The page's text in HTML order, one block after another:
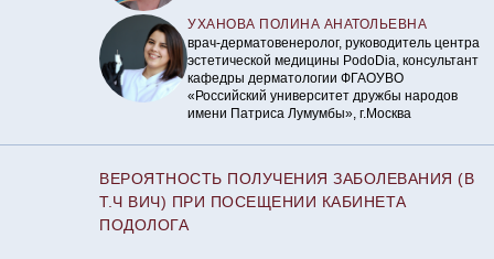
УХАНОВА ПОЛИНА АНАТОЛЬЕВНА
врач-дерматовенеролог, руководитель центра
эстетической медицины PodoDia, консультант
кафедры дерматологии ФГАОУВО
«Российский университет дружбы народов
имени Патриса Лумумбы», г.Москва
ВЕРОЯТНОСТЬ ПОЛУЧЕНИЯ ЗАБОЛЕВАНИЯ (В
Т.Ч ВИЧ) ПРИ ПОСЕЩЕНИИ КАБИНЕТА
ПОДОЛОГА